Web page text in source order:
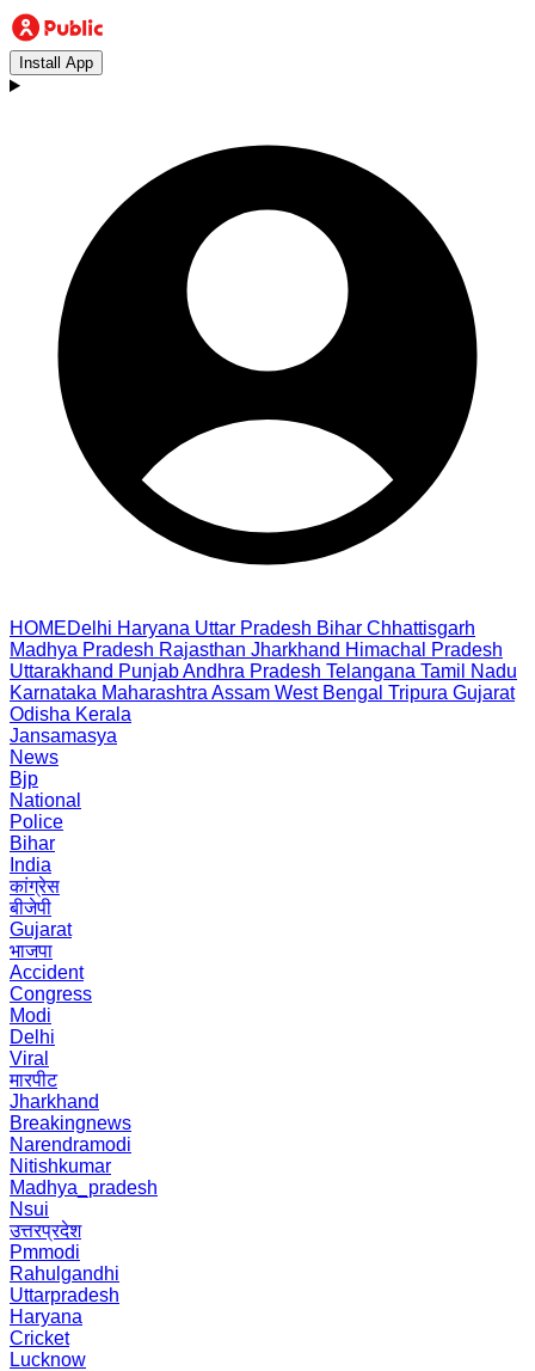
Install App
HOMEDelhi Haryana Uttar Pradesh Bihar Chhattisgarh
Madhya Pradesh Rajasthan Jharkhand Himachal Pradesh
Uttarakhand PunjabAndhra Pradesh Telangana Tamil Nadu
Karnataka Maharashtra Assam West Bengal Tripura Gujarat
Odisha Kerala
Jansamasya
News
Bjp
National
Police
Bihar
India
कांग्रेस
बीजेपी
Gujarat
भाजपा
Accident
Congress
Modi
Delhi
Viral
मारपीट
Jharkhand
Breakingnews
Narendramodi
Nitishkumar
Madhya_pradesh
Nsui
उत्तरप्रदेश
Pmmodi
Rahulgandhi
Uttarpradesh
Haryana
Cricket
Lucknow